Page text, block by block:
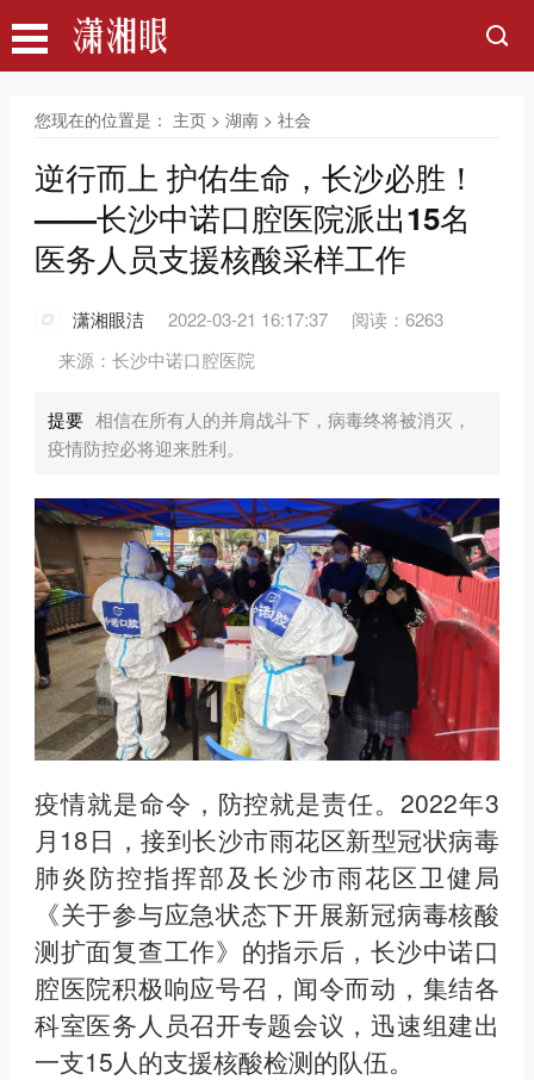
您现在的位置是： 主页> 湖南> 社会
逆行而上 护佑生命，长沙必胜！
——长沙中诺口腔医院派出15名
医务人员支援核酸采样工作
潇湘眼洁 2022-03-21 16:17:37
阅读：6263
来源：长沙中诺口腔医院
提要 相信在所有人的并肩战斗下，病毒终将被消灭，
疫情防控必将迎来胜利。
疫情就是命令，防控就是责任。2022年3
月18日，接到长沙市雨花区新型冠状病毒
肺炎防控指挥部及长沙市雨花区卫健局
《关于参与应急状态下开展新冠病毒核酸
测扩面复查工作》的指示后，长沙中诺口
腔医院积极响应号召，闻令而动，集结各
科室医务人员召开专题会议，迅速组建出
一支15人的支援核酸检测的队伍。